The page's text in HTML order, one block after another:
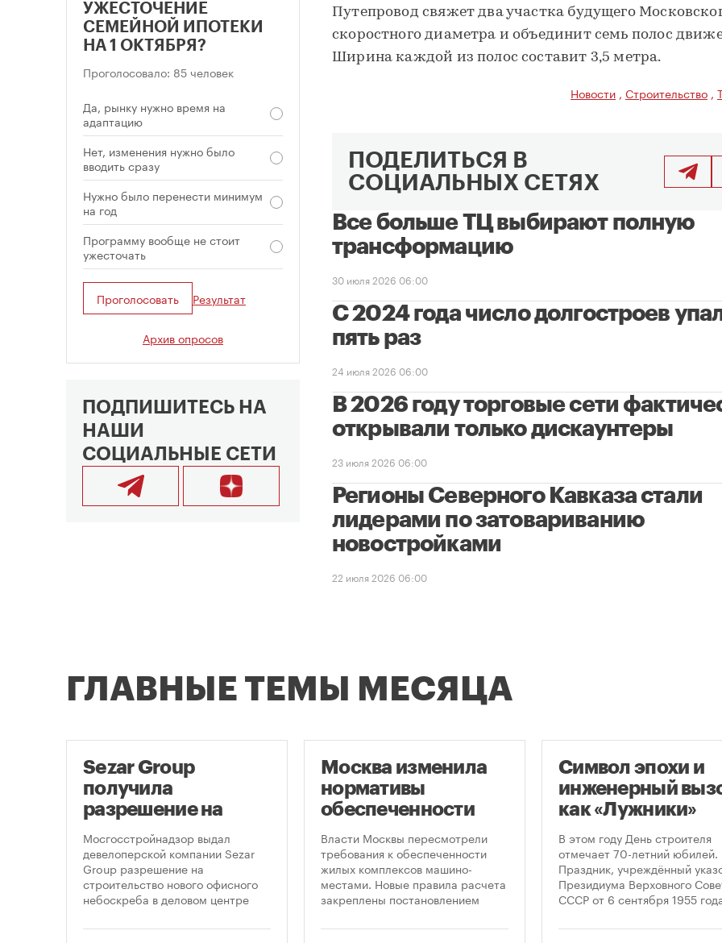
Путепровод свяжет два участка будущего
скоростного диаметра и объединит семь полос
Ширина каждой из полос составит 3,5 метра.
Новости , Строительство ,
ПОДЕЛИТЬСЯ В
СОЦИАЛЬНЫХ СЕТЯХ
Все больше ТЦ выбирают полную
трансформацию
30 июля 2026 06:00
С 2024 года число долгостроев
пять раз
24 июля 2026 06:00
В 2026 году торговые сети
открывали только дискаунтеры
23 июля 2026 06:00
Регионы Северного Кавказа стали
лидерами по затовариванию
новостройками
22 июля 2026 06:00
УЖЕСТОЧЕНИЕ
СЕМЕЙНОЙ ИПОТЕКИ
НА 1 ОКТЯБРЯ?
Проголосовало: 85 человек
Да, рынку нужно время на
адаптацию
Нет, изменения нужно было
вводить сразу
Нужно было перенести минимум
на год
Программу вообще не стоит
ужесточать
Проголосовать Результат
Архив опросов
ПОДПИШИТЕСЬ НА
НАШИ
СОЦИАЛЬНЫЕ СЕТИ
ГЛАВНЫЕ ТЕМЫ МЕСЯЦА
Sezar Group
получила
разрешение на
строительство
небоскреба в
«Москва-Сити»
Мосгосстройнадзор выдал
девелоперской компании Sezar
Group разрешение на
строительство нового офисного
небоскреба в деловом центре
предусматривает возведение 52-
Москва изменила
нормативы
обеспеченности
новостроек
парковками
Власти Москвы пересмотрели
требования к обеспеченности
жилых комплексов машино-
местами. Новые правила расчета
закреплены постановлением
от 5 августа 2026 года. Документ
Символ эпохи и
инженерный
как «Лужники»
стали символом
Дня строителя
В этом году День строителя
отмечает 70-летний юбилей.
Праздник, учреждённый
Президиума Верховного
СССР от 6 сентября 1955
1956 года. И главным